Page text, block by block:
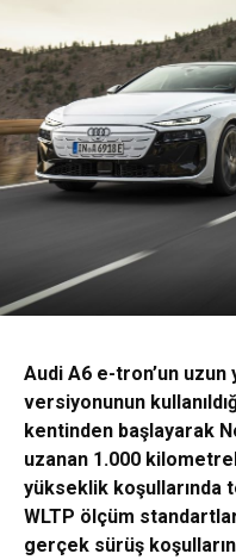
Audi A6 e-tron’un
versiyonunun
kentinden başlayarak
uzanan 1.000
yükseklik koşullarında
WLTP ölçüm
gerçek sürüş